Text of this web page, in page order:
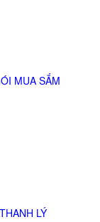
MUA SẮM
LÝ